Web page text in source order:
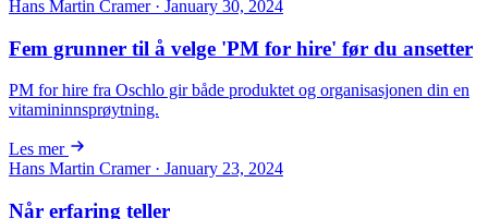
Hans Martin Cramer · January 30, 2024
Fem grunner til å velge 'PM for hire' før du ansetter
PM for hire fra Oschlo gir både produktet og organisasjonen din en
vitamininnsprøytning.
Les mer
Hans Martin Cramer · January 23, 2024
Når erfaring teller